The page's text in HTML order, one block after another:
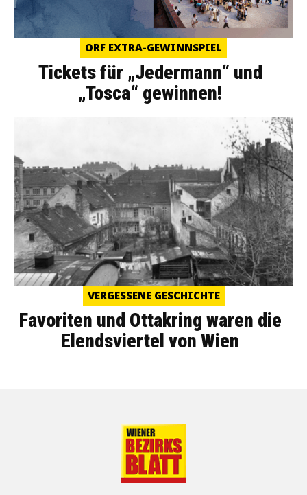
ORF EXTRA-GEWINNSPIEL
Tickets für „Jedermann“ und
„Tosca“ gewinnen!
VERGESSENE GESCHICHTE
Favoriten und Ottakring waren die
Elendsviertel von Wien